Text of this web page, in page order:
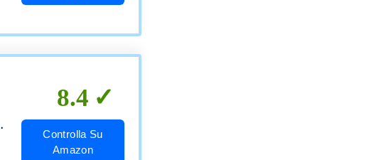
8.4
Controlla Su
Amazon